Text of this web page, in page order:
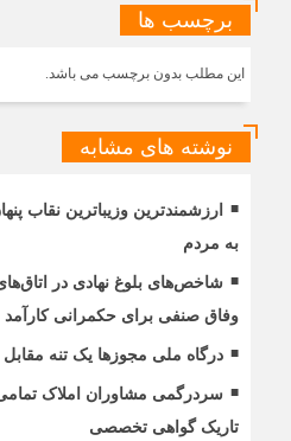
برچسب ها
این مطلب بدون برچسب می باشد.
نوشته های مشابه
ارزشمندترین وزیباترین نقاب
به مردم
شاخص‌های بلوغ نهادی در
وفاق صنفی برای حکمرانی کارآمد
درگاه ملی مجوزها یک تنه
سردرگمی مشاوران املاک تمامی
تاریک گواهی تخصصی